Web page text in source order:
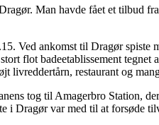
Man havde fået et tilbud
Ved ankomst til Dragør
flot badeetablissement
livreddertårn, restaurant og
tog til Amagerbro Station,
i Dragør var med til at forsøde